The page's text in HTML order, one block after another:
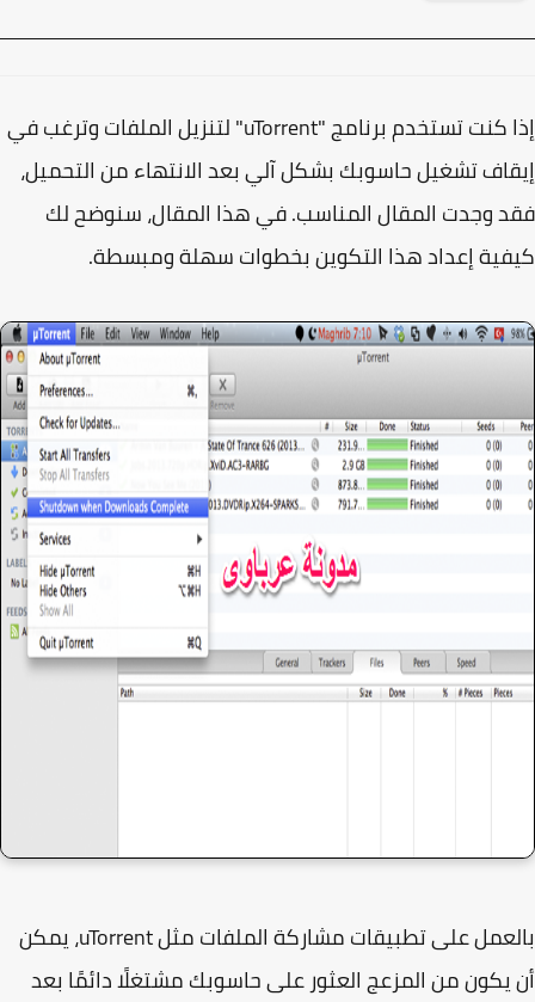
إذا كنت تستخدم برنامج "uTorrent" لتنزيل الملفات وترغب في
تشغيل حاسوبك بشكل آلي بعد الانتهاء من التحميل،
وجدت المقال المناسب. في هذا المقال، سنوضح لك
إعداد هذا التكوين بخطوات سهلة ومبسطة.
بالعمل على تطبيقات مشاركة الملفات مثل uTorrent، يمكن
من المزعج العثور على حاسوبك مشتغلًا دائمًا بعد